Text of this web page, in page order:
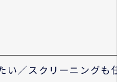
い／スクリーニングも